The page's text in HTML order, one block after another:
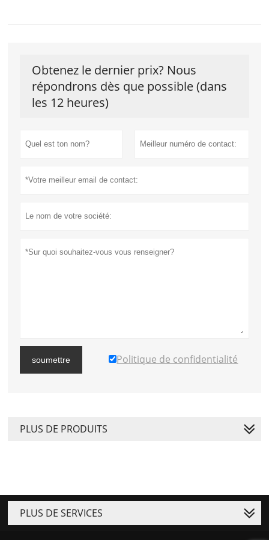
Obtenez le dernier prix? Nous
répondrons dès que possible (dans
les 12 heures)
soumettre Politique de confidentialité
PLUS DE PRODUITS
PLUS DE SERVICES